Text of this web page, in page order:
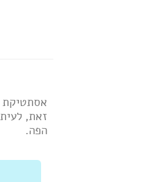
אסתטיקת
זאת,
הפה.